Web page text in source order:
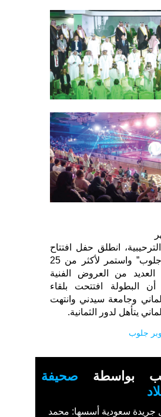
انطلق حفل افتتاح
بطولة “سوبر جلوب” واستمر لأكثر من 25
العديد من العروض الفنية
أن البطولة افتتحت بلقاء
وجامعة سيدني وانتهت
يتأهل لدور الثمانية.
جلوب
بواسطة صحيفة
جريدة سعودية أسسها: محمد